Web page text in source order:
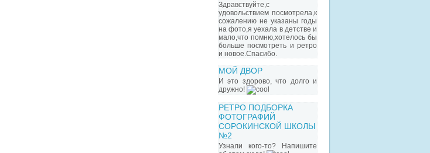
Здравствуйте,с
удовольствием посмотрела,к
сожалению не указаны годы
на фото,я уехала в детстве и
мало,что помню,хотелось бы
больше посмотреть и ретро
и новое.Спасибо.
МОЙ ДВОР
И это здорово, что долго и
дружно!
РЕТРО ПОДБОРКА
ФОТОГРАФИЙ
СОРОКИНСКОЙ ШКОЛЫ
№2
Узнали кого-то? Напишите